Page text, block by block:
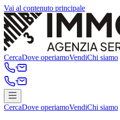
Vai al contenuto principale
CercaDove operiamoVendiChi siamo
CercaDove operiamoVendiChi siamo